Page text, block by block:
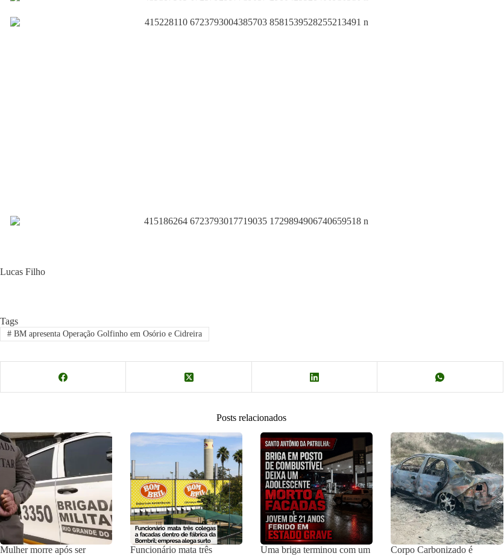
Lucas Filho
Tags
#BM apresenta Operação Golfinho em Osório e Cidreira
Posts relacionados
Mulher morre após ser
Funcionário mata três
Uma briga terminou com um
Corpo Carbonizado é